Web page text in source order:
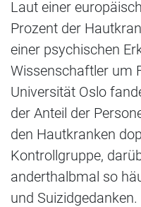
Laut einer
Prozent der
einer psychischen
Wissenschaftler um
Universität Oslo
der Anteil der
den Hautkranken
Kontrollgruppe,
anderthalbmal so
und